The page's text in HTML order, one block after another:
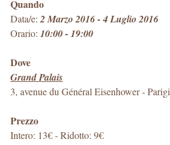
Quando
Data/e: 2 Marzo 2016 - 4 Luglio 2016
Orario: 10:00 - 19:00
Dove
Grand Palais
3, avenue du Général Eisenhower-Parigi
Prezzo
Intero: 13€ - Ridotto: 9€